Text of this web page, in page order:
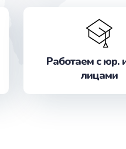
Работаем с юр.
лицами